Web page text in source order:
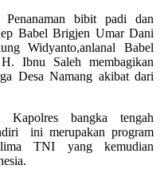
Penanaman bibit padi dan
Babel Brigjen Umar Dani
Widyanto,anlanal Babel
Ibnu Saleh membagikan
Desa Namang akibat dari
Kapolres bangka tengah
ini merupakan program
TNI yang kemudian